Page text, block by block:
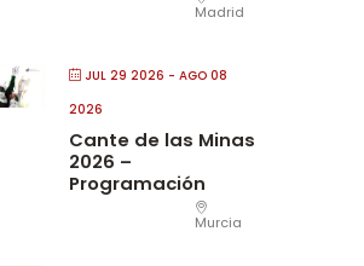
Madrid
JUL 29 2026 - AGO 08
2026
Cante de las Minas
2026 –
Programación
Murcia